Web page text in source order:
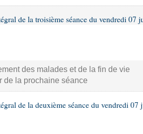
des lois
orales
débats
de la troisième séance du vendredi 07
des malades et de la fin de vie
de la prochaine séance
de la deuxième séance du vendredi 07